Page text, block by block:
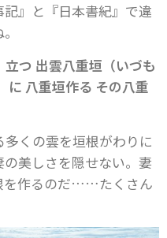
』と『日本書紀』で違
つ 出雲八重垣（いづも
に 八重垣作る その八重
多くの雲を垣根がわりに
美しさを隠せない。妻
を作るのだ……たくさん